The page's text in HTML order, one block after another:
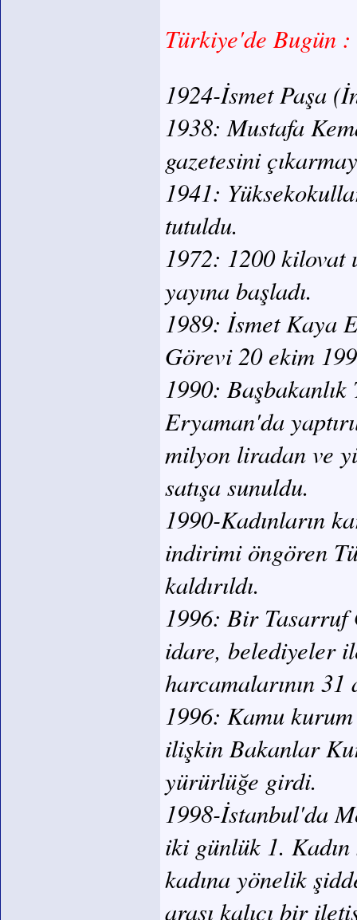
Türkiye'de Bugün :
1924-İsmet Paşa
1938: Mustafa
gazetesini
1941:
tutuldu.
1972: 1200 kilovat
yayına başladı.
1989: İsmet Kaya
Görevi 20 ekim
1990:
Eryaman'da
milyon liradan ve
satışa sunuldu.
1990-Kadınların
indirimi öngören
kaldırıldı.
1996: Bir Tasarruf
idare, belediyeler
harcamalarının
1996: Kamu kurum
ilişkin Bakanlar
yürürlüğe girdi.
1998-İstanbul'da
iki günlük 1. Kadın
kadına yönelik
arası kalıcı bir